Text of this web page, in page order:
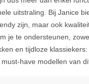
uitstraling. Bij Janice
zijn, maar ook
je te ondersteunen,
en tijdloze
have modellen van